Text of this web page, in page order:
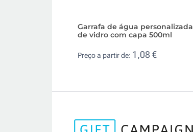
Garrafa de água personalizada
de vidro com capa 500ml
Preço a partir de: 1,08 €